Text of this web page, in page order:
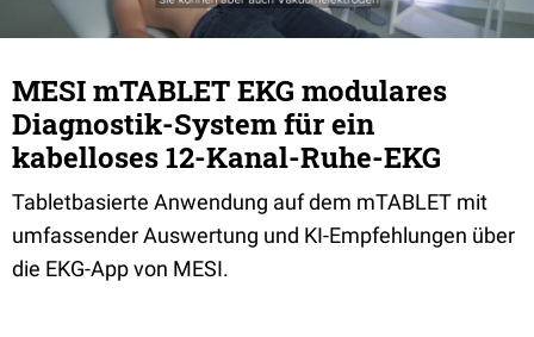
MESI mTABLET EKG modulares
Diagnostik-System für ein
kabelloses 12-Kanal-Ruhe-EKG
Tabletbasierte Anwendung auf dem mTABLET mit
umfassender Auswertung und KI-Empfehlungen über
die EKG-App von MESI.